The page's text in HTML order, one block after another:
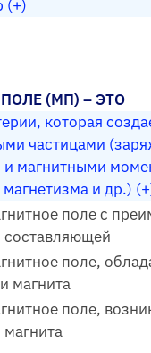
(+)
(МП) – ЭТО
которая
частицами
и магнитными
и др.)
поле с
составляющей
поле,
магнита
поле,